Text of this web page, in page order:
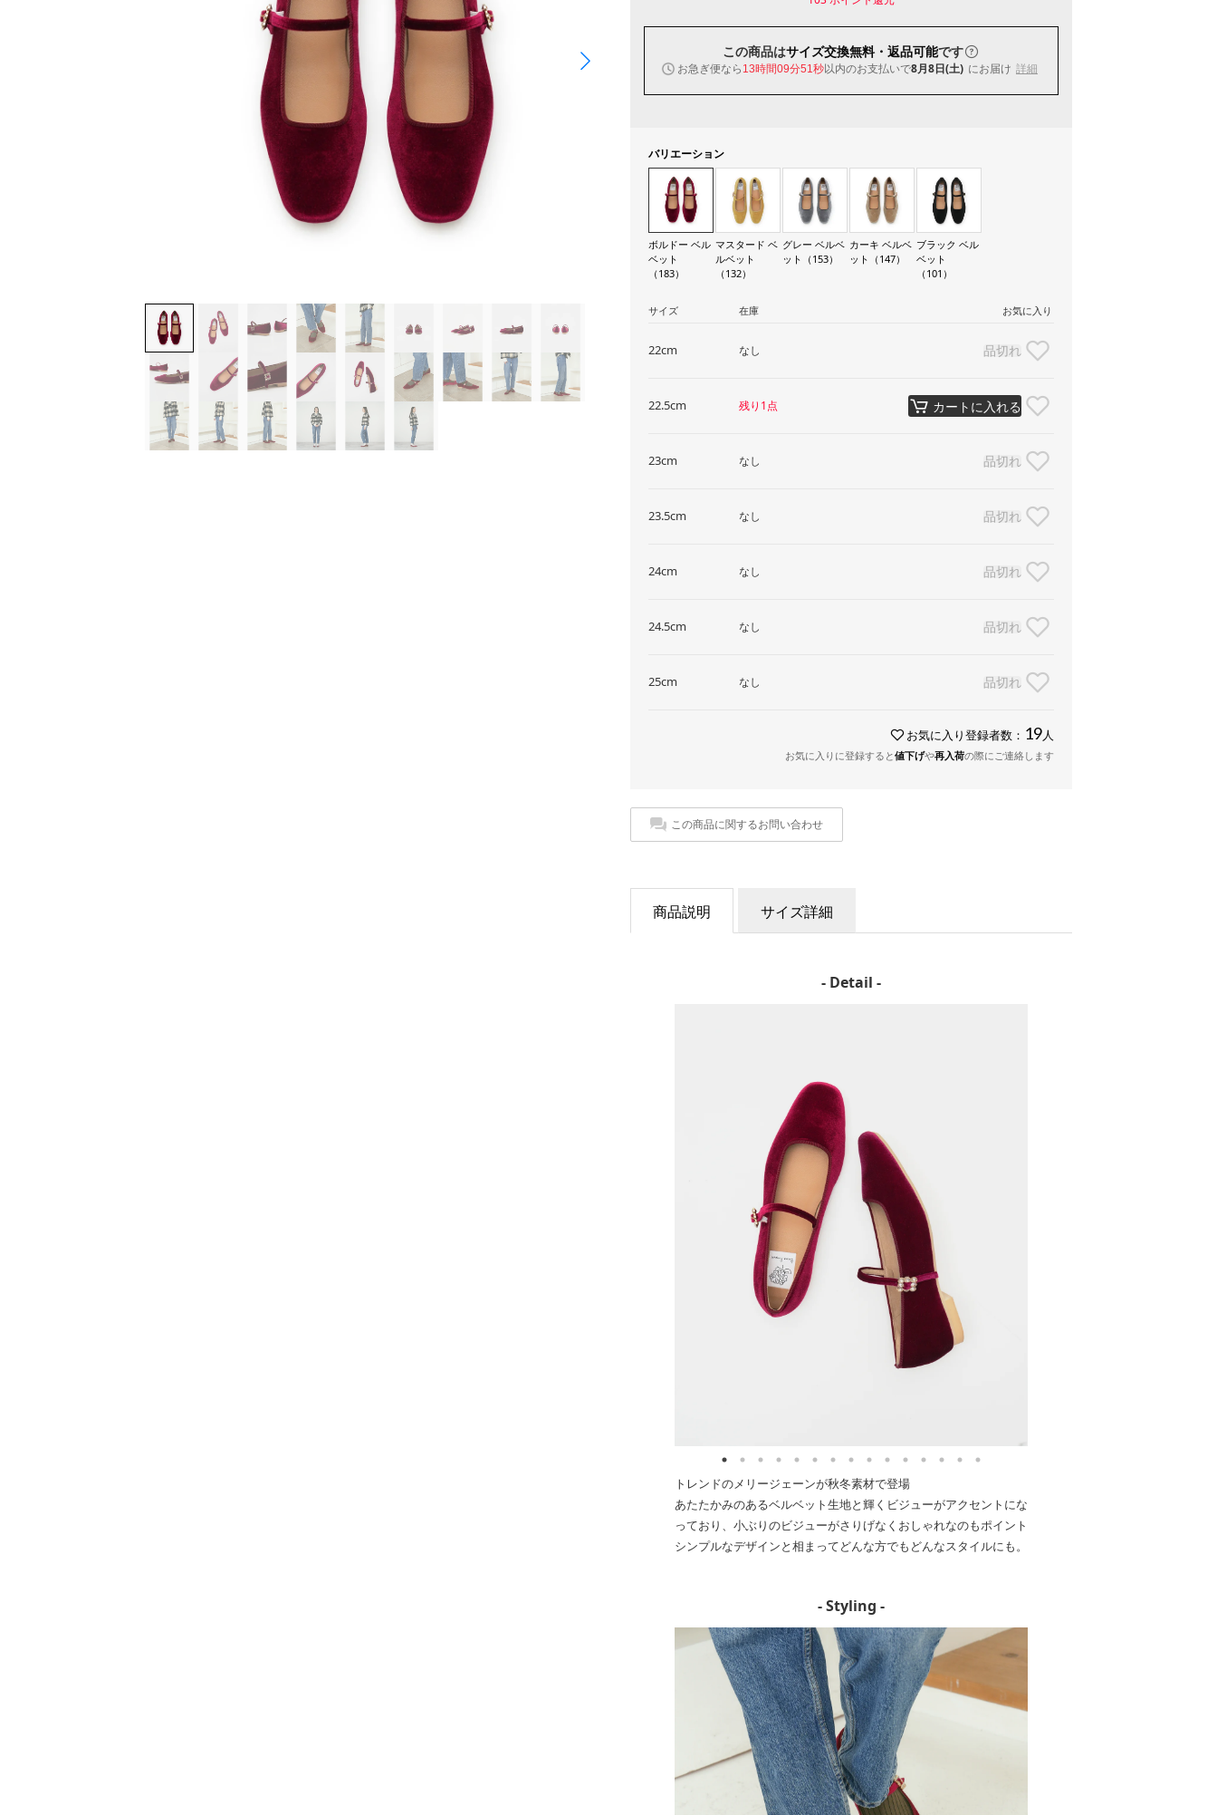
この商品はサイズ交換無料・返品可能です
お急ぎ便なら 13時間09分50秒以内のお支払いで8月8日(土) にお届け 詳細
バリエーション
ボルドー ベル
ベット
（183）
マスタード ベ
ルベット
（132）
グレー ベルベ
ット（153）
カーキ ベルベ
ット（147）
ブラック ベル
ベット
（101）
サイズ 在庫 お気に入り
22cm なし 品切れ
22.5cm 残り1点 カートに入れる
23cm なし 品切れ
23.5cm なし 品切れ
24cm なし 品切れ
24.5cm なし 品切れ
25cm なし 品切れ
お気に入り登録者数： 19 人
お気に入りに登録すると値下げや再入荷の際にご連絡します
この商品に関するお問い合わせ
商品説明 サイズ詳細
- Detail -
トレンドのメリージェーンが秋冬素材で登場
あたたかみのあるベルベット生地と輝くビジューがアクセントにな
っており、小ぶりのビジューがさりげなくおしゃれなのもポイント
シンプルなデザインと相まってどんな方でもどんなスタイルにも。
- Styling -